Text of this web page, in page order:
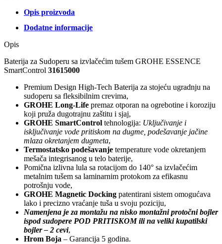
Opis proizvoda
Dodatne informacije
Opis
Baterija za Sudoperu sa izvlačećim tušem GROHE ESSENCE
SmartControl 31615000
Premium Design High-Tech Baterija za stojeću ugradnju na
sudoperu sa fleksibilnim crevima,
GROHE Long-Life premaz otporan na ogrebotine i koroziju
koji pruža dugotrajnu zaštitu i sjaj,
GROHE SmartControl tehnologija: Uključivanje i
isključivanje vode pritiskom na dugme, podešavanje jačine
mlaza okretanjem dugmeta,
Termostatsko podešavanje temperature vode okretanjem
mešača integrisanog u telo baterije,
Pomična izlivna lula sa rotacijom do 140° sa izvlačećim
metalnim tušem sa laminarnim protokom za efikasnu
potrošnju vode,
GROHE Magnetic Docking patentirani sistem omogućava
lako i precizno vraćanje tuša u svoju poziciju,
Namenjena je za montažu na nisko montažni protočni bojler
ispod sudopere POD PRITISKOM ili na veliki kupatilski
bojler – 2 cevi,
Hrom Boja – Garancija 5 godina.